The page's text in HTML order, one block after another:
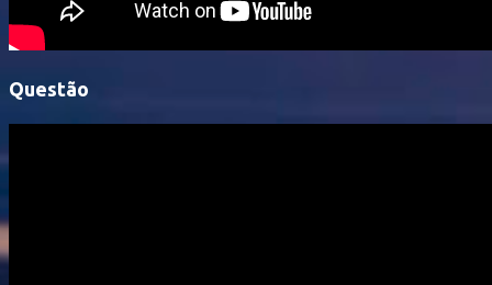
Questão